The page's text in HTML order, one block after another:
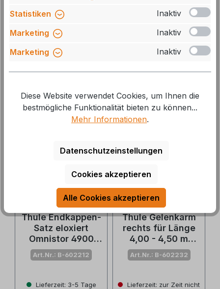
Frontblende
4900/4200 (Nr.
Art.Nr.: B-602233
Lieferzeit: 3-5 Tage
12,10 €*
2,60 m Omnistor
1500602666)
Art.Nr.: B-602666
Thule Endkappen-
Satz eloxiert
Omnistor 4900
(Nr. 1500602212)
Art.Nr.: B-602212
Lieferzeit: 3-5 Tage
10 %
Thule Gelenkarm
rechts für Länge
4,00 - 4,50 m
Omnistor 4900
(Nr. 1500602232)
Art.Nr.: B-602232
Lieferzeit: zur Zeit nicht
Statistiken
Inaktiv
Marketing
Inaktiv
Marketing
Inaktiv
Diese Website verwendet Cookies, um Ihnen die
bestmögliche Funktionalität bieten zu können...
Mehr Informationen.
Datenschutzeinstellungen
Cookies akzeptieren
Alle Cookies akzeptieren